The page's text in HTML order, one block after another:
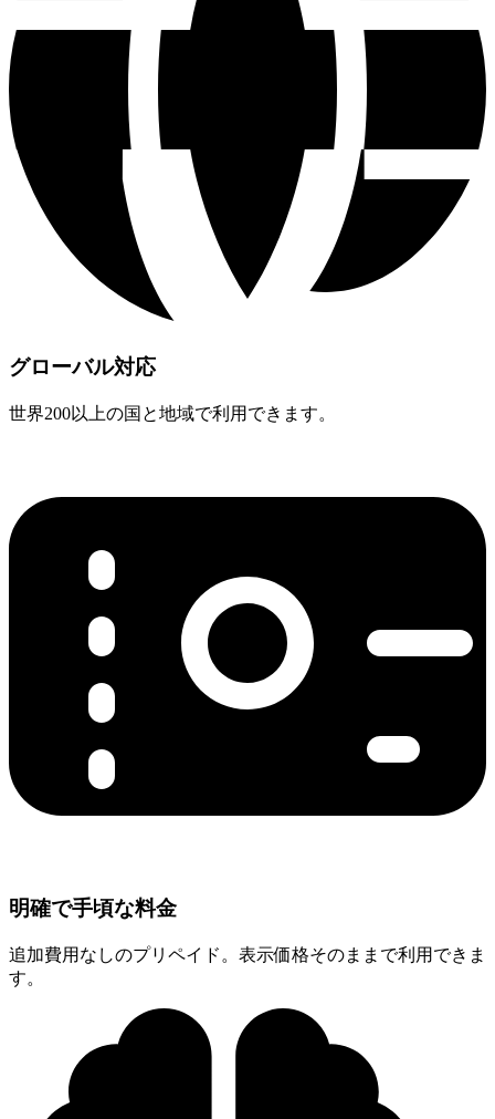
グローバル対応
世界200以上の国と地域で利用できます。
明確で手頃な料金
追加費用なしのプリペイド。表示価格そのままで利用できま
す。